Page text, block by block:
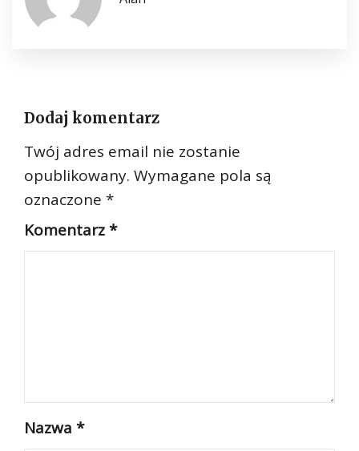
Dodaj komentarz
Twój adres email nie zostanie
opublikowany. Wymagane pola są
oznaczone *
Komentarz*
Nazwa *